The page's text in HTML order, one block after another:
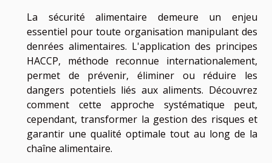
La sécurité alimentaire demeure un enjeu
essentiel pour toute organisation manipulant des
denrées alimentaires. L'application des principes
HACCP, méthode reconnue internationalement,
permet de prévenir, éliminer ou réduire les
dangers potentiels liés aux aliments. Découvrez
comment cette approche systématique peut,
cependant, transformer la gestion des risques et
garantir une qualité optimale tout au long de la
chaîne alimentaire.